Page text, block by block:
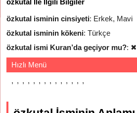
özkutal İle İlgili Bilgiler
özkutal isminin cinsiyeti: Erkek, Mavi
özkutal isminin kökeni: Türkçe
özkutal ismi Kuran’da geçiyor mu?: ✖
Hızlı Menü